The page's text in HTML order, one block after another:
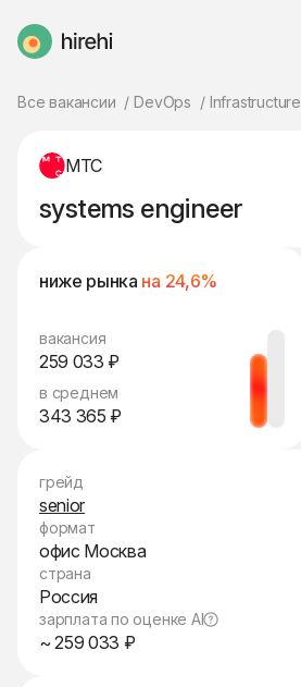
HireHi
Все вакансии DevOps Infrastructure
МТС
systems engineer
ниже рынка на 24,6%
вакансия
259 033 ₽
в среднем
343 365 ₽
грейд
senior
формат
офис Москва
страна
Россия
зарплата по оценке AI
~ 259 033 ₽